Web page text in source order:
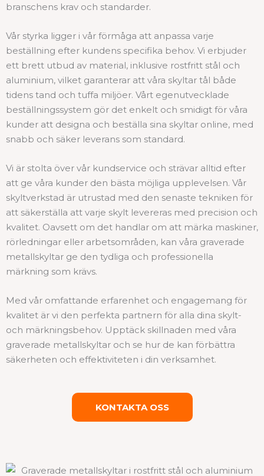
branschens krav och standarder.
Vår styrka ligger i vår förmåga att anpassa varje
beställning efter kundens specifika behov. Vi erbjuder
ett brett utbud av material, inklusive rostfritt stål och
aluminium, vilket garanterar att våra skyltar tål både
tidens tand och tuffa miljöer. Vårt egenutvecklade
beställningssystem gör det enkelt och smidigt för våra
kunder att designa och beställa sina skyltar online, med
snabb och säker leverans som standard.
Vi är stolta över vår kundservice och strävar alltid efter
att ge våra kunder den bästa möjliga upplevelsen. Vår
skyltverkstad är utrustad med den senaste tekniken för
att säkerställa att varje skylt levereras med precision och
kvalitet. Oavsett om det handlar om att märka maskiner,
rörledningar eller arbetsområden, kan våra graverade
metallskyltar ge den tydliga och professionella
märkning som krävs.
Med vår omfattande erfarenhet och engagemang för
kvalitet är vi den perfekta partnern för alla dina skylt-
och märkningsbehov. Upptäck skillnaden med våra
graverade metallskyltar och se hur de kan förbättra
säkerheten och effektiviteten i din verksamhet.
KONTAKTA OSS